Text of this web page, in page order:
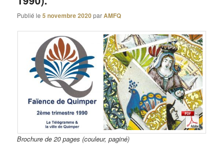
Publié le5 novembre 2020parAMFQ
Brochure de 20 pages (couleur, paginé)